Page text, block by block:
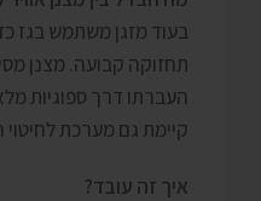
בעוד מזגן משתמש בגז
תחזוקה קבועה. מצנן
העברתו דרך ספוגיות
קיימת גם מערכת לחיטוי
איך זה עובד?